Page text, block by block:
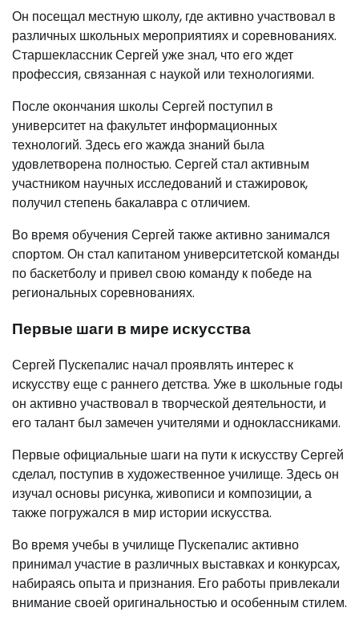
Он посещал местную школу, где активно участвовал в
различных школьных мероприятиях и соревнованиях.
Старшеклассник Сергей уже знал, что его ждет
профессия, связанная с наукой или технологиями.
После окончания школы Сергей поступил в
университет на факультет информационных
технологий. Здесь его жажда знаний была
удовлетворена полностью. Сергей стал активным
участником научных исследований и стажировок,
получил степень бакалавра с отличием.
Во время обучения Сергей также активно занимался
спортом. Он стал капитаном университетской команды
по баскетболу и привел свою команду к победе на
региональных соревнованиях.
Первые шаги в мире искусства
Сергей Пускепалис начал проявлять интерес к
искусству еще с раннего детства. Уже в школьные годы
он активно участвовал в творческой деятельности, и
его талант был замечен учителями и одноклассниками.
Первые официальные шаги на пути к искусству Сергей
сделал, поступив в художественное училище. Здесь он
изучал основы рисунка, живописи и композиции, а
также погружался в мир истории искусства.
Во время учебы в училище Пускепалис активно
принимал участие в различных выставках и конкурсах,
набираясь опыта и признания. Его работы привлекали
внимание своей оригинальностью и особенным стилем.